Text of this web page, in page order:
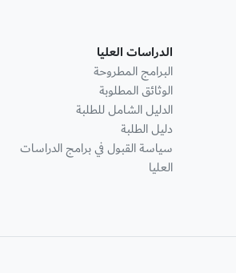
الدراسات العليا
البرامج المطروحة
الوثائق المطلوبة
الدليل الشامل للطلبة
دليل الطلبة
سياسة القبول في برامج الدراسات
العليا